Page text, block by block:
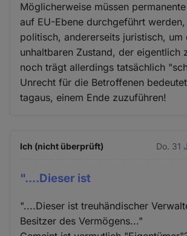
Möglicherweise müssen
auf EU-Ebene durchgeführt
politisch, andererseits juristisch, um
unhaltbaren Zustand, der eigentlich
noch trägt allerdings tatsächlich
Unrecht für die Betroffenen
tagaus, einem Ende zuzuführen!
Ich (nicht überprüft) Do. 31
"....Dieser ist
"....Dieser ist treuhändischer
Besitzer des Vermögens..."